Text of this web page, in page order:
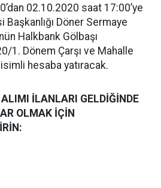
02.10.2020 saat 17:00’ye
Döner Sermaye
Halkbank Gölbaşı
1. Dönem Çarşı ve Mahalle
isimli hesaba yatıracak.
ALIMI İLANLARI GELDİĞİNDE
OLMAK İÇİN